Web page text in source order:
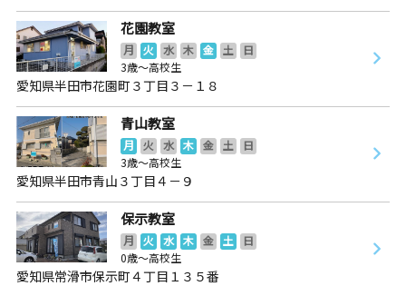
花園教室
月 火 水 木 金 土
日
3歳～高校生
愛知県半田市花園町３丁目３－１８
青山教室
月 火 水 木 金 土
日
3歳～高校生
愛知県半田市青山３丁目４－９
保示教室
月 火 水 木 金 土
日
0歳～高校生
愛知県常滑市保示町４丁目１３５番